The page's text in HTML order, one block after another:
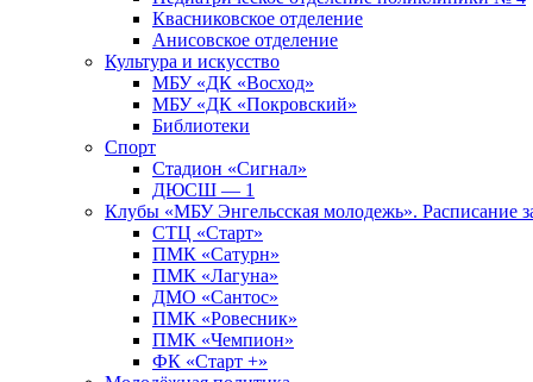
Квасниковское отделение
Анисовское отделение
Культура и искусство
МБУ «ДК «Восход»
МБУ «ДК «Покровский»
Библиотеки
Спорт
Стадион «Сигнал»
ДЮСШ — 1
Клубы «МБУ Энгельсская молодежь». Расписание
СТЦ «Старт»
ПМК «Сатурн»
ПМК «Лагуна»
ДМО «Сантос»
ПМК «Ровесник»
ПМК «Чемпион»
ФК «Старт +»